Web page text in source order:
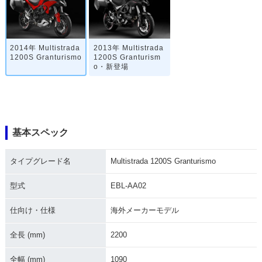
2014年 Multistrada
1200S Granturismo
2013年 Multistrada
1200S Granturism
o・新登場
基本スペック
タイプグレード名 Multistrada 1200S Granturismo
型式 EBL-AA02
仕向け・仕様 海外メーカーモデル
全長 (mm) 2200
全幅 (mm) 1090